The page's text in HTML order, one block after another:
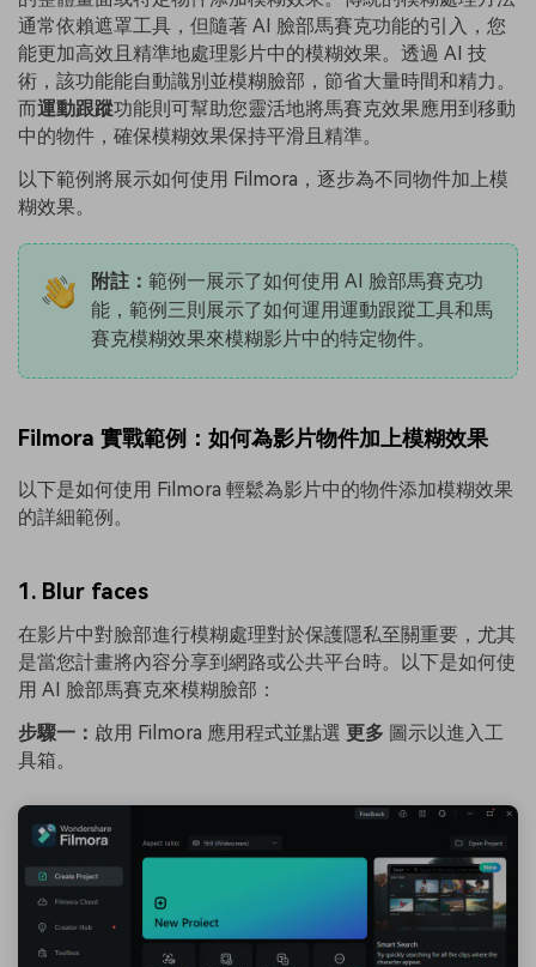
通常依賴遮罩工具，但隨著 AI 臉部馬賽克功能的引入，您
能更加高效且精準地處理影片中的模糊效果。透過 AI 技
術，該功能能自動識別並模糊臉部，節省大量時間和精力。
而運動跟蹤功能則可幫助您靈活地將馬賽克效果應用到移動
中的物件，確保模糊效果保持平滑且精準。
以下範例將展示如何使用 Filmora，逐步為不同物件加上模
糊效果。
附註： 範例一展示了如何使用 AI 臉部馬賽克功
能，範例三則展示了如何運用運動跟蹤工具和馬
賽克模糊效果來模糊影片中的特定物件。
Filmora 實戰範例：如何為影片物件加上模糊效果
以下是如何使用 Filmora 輕鬆為影片中的物件添加模糊效果
的詳細範例。
1. Blur faces
在影片中對臉部進行模糊處理對於保護隱私至關重要，尤其
是當您計畫將內容分享到網路或公共平台時。以下是如何使
用 AI 臉部馬賽克來模糊臉部：
步驟一： 啟用 Filmora 應用程式並點選 更多 圖示以進入工
具箱。